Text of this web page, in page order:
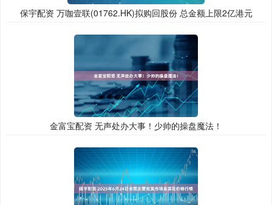
保宇配资 万咖壹联(01762.HK)拟购回股份 总金额上限2亿港元
金富宝配资 无声处办大事！少帅的操盘魔法！